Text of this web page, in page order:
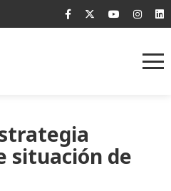
situación de